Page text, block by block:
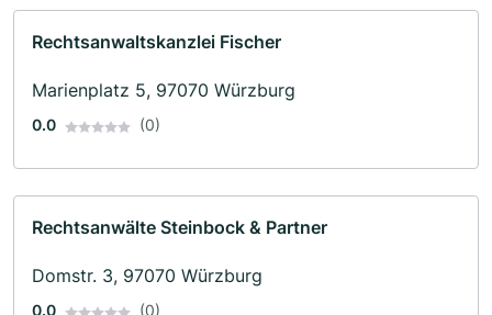
Rechtsanwaltskanzlei Fischer
Marienplatz 5, 97070 Würzburg
0.0 (0)
Rechtsanwälte Steinbock & Partner
Domstr. 3, 97070 Würzburg
0.0 (0)